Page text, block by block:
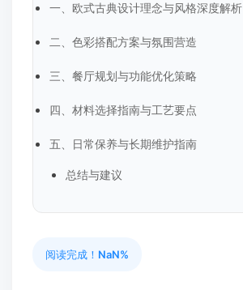
一、欧式古典设计理念与风格深度解析
二、色彩搭配方案与氛围营造
三、餐厅规划与功能优化策略
四、材料选择指南与工艺要点
五、日常保养与长期维护指南
总结与建议
阅读完成！ NaN%